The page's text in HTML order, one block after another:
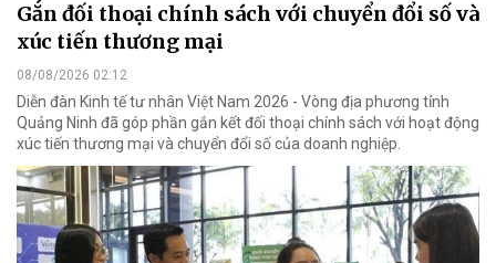
Gắn đối thoại chính sách với chuyển đổi số và
xúc tiến thương mại
08/08/2026 02:12
Diễn đàn Kinh tế tư nhân Việt Nam 2026 - Vòng địa phương tỉnh
Quảng Ninh đã góp phần gắn kết đối thoại chính sách với hoạt động
xúc tiến thương mại và chuyển đổi số của doanh nghiệp.